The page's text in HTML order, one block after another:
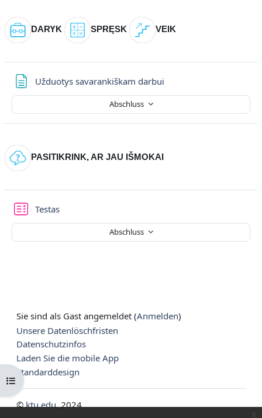
Kursindex öffnen
DARYK SPRĘSK VEIK
Užduotys savarankiškam darbui
Abschluss
PASITIKRINK, AR JAU IŠMOKAI
Testas
Abschluss
Sie sind als Gast angemeldet (Anmelden)
Unsere Datenlöschfristen
Datenschutzinfos
Laden Sie die mobile App
Standarddesign
©ktu.edu, 2024